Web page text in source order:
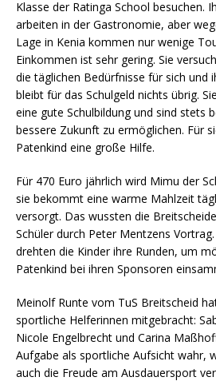
Klasse der Ratinga School besuchen.
arbeiten in der Gastronomie, aber
Lage in Kenia kommen nur wenige
Einkommen ist sehr gering. Sie
die täglichen Bedürfnisse für sich und
bleibt für das Schulgeld nichts übrig.
eine gute Schulbildung und sind stets
bessere Zukunft zu ermöglichen. Für
Patenkind eine große Hilfe.
Für 470 Euro jährlich wird Mimu der
sie bekommt eine warme Mahlzeit
versorgt. Das wussten die
Schüler durch Peter Mentzens
drehten die Kinder ihre Runden, um
Patenkind bei ihren Sponsoren
Meinolf Runte vom TuS Breitscheid
sportliche Helferinnen mitgebracht:
Nicole Engelbrecht und Carina
Aufgabe als sportliche Aufsicht wahr,
auch die Freude am Ausdauersport